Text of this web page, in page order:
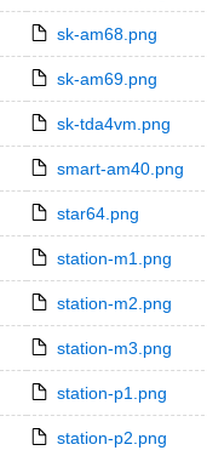
sk-am68.png
sk-am69.png
sk-tda4vm.png
smart-am40.png
star64.png
station-m1.png
station-m2.png
station-m3.png
station-p1.png
station-p2.png